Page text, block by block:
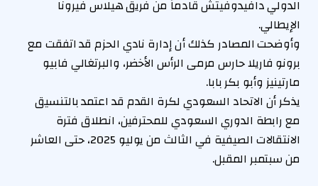
الدولي دافيدوفيتش قادماً من فريق هيلاس فيرونا
الإيطالي.
وأوضحت المصادر كذلك أن إدارة نادي الحزم قد اتفقت مع
برونو فاريلا حارس مرمى الرأس الأخضر، والبرتغالي فابيو
مارتينيز وأبو بكر بابا.
يذكر أن الاتحاد السعودي لكرة القدم قد اعتمد بالتنسيق
مع رابطة الدوري السعودي للمحترفين، انطلاق فترة
الانتقالات الصيفية في الثالث من يوليو 2025، حتى العاشر
من سبتمبر المقبل.